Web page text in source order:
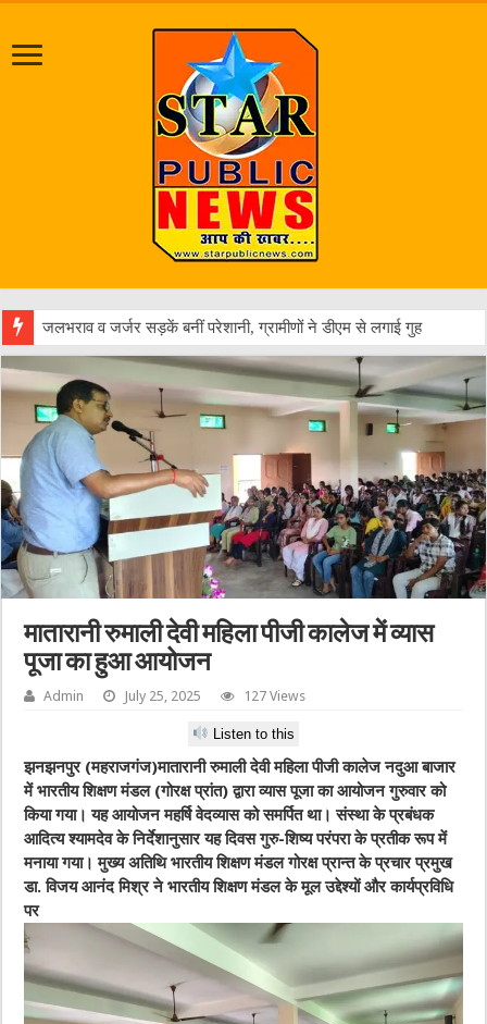
एक वारंट
मातारानी रुमाली देवी महिला पीजी कालेज में व्यास
पूजा का हुआ आयोजन
Admin July 25, 2025 127 Views
Listen to this
झनझनपुर (महराजगंज)मातारानी रुमाली देवी महिला पीजी कालेज नदुआ बाजार
में भारतीय शिक्षण मंडल (गोरक्ष प्रांत) द्वारा व्यास पूजा का आयोजन गुरुवार को
किया गया। यह आयोजन महर्षि वेदव्यास को समर्पित था। संस्था के प्रबंधक
आदित्य श्यामदेव के निर्देशानुसार यह दिवस गुरु-शिष्य परंपरा के प्रतीक रूप में
मनाया गया। मुख्य अतिथि भारतीय शिक्षण मंडल गोरक्ष प्रान्त के प्रचार प्रमुख
डा. विजय आनंद मिश्र ने भारतीय शिक्षण मंडल के मूल उद्देश्यों और कार्यप्रविधि
पर